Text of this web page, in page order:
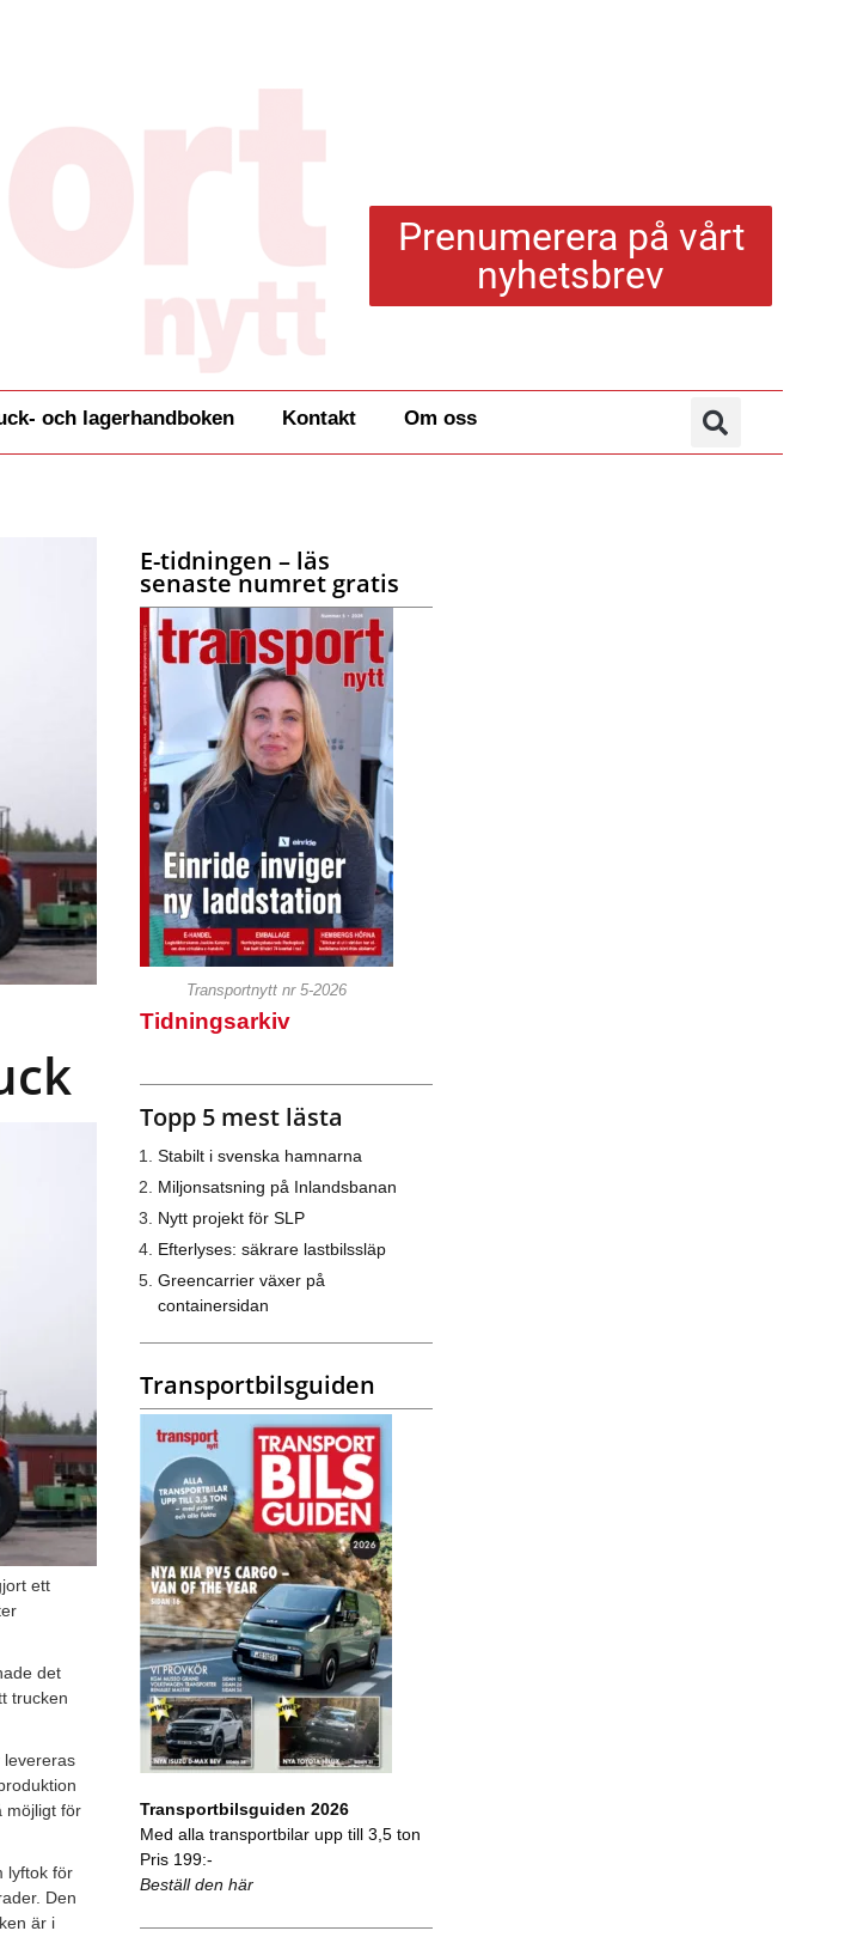
Prenumerera på vårt
nyhetsbrev
och lagerhandboken Kontakt Om oss
ett
det
trucken
levereras
möjligt för
lyftok för
Den
är i
E-tidningen – läs
senaste numret gratis
Transportnytt nr 5-2026
Tidningsarkiv
Topp 5 mest lästa
Stabilt i svenska hamnarna
Miljonsatsning på Inlandsbanan
Nytt projekt för SLP
Efterlyses: säkrare lastbilssläp
Greencarrier växer på
containersidan
Transportbilsguiden
Transportbilsguiden 2026
Med alla transportbilar upp till 3,5 ton
Pris 199:-
Beställ den här